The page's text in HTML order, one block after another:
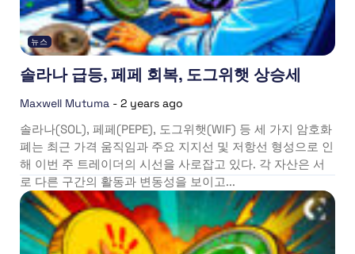
뉴스
솔라나 급등, 페페 회복, 도그위햇 상승세
Maxwell Mutuma - 2 years ago
솔라나(SOL), 페페(PEPE), 도그위햇(WIF) 등 세 가지 암호화
폐는 최근 가격 움직임과 주요 지지선 및 저항선 형성으로 인
해 이번 주 트레이더의 시선을 사로잡고 있다. 각 자산은 서
로 다른 구간의 활동과 변동성을 보이고...